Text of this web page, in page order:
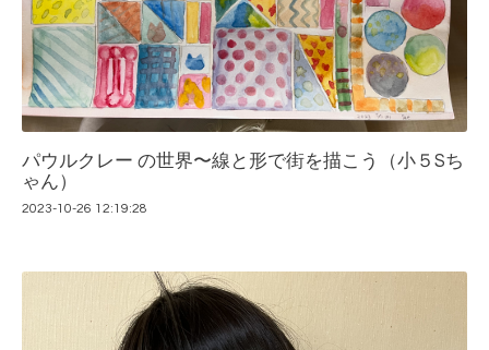
パウルクレー の世界〜線と形で街を描こう（小５Sち
ゃん）
2023-10-26 12:19:28